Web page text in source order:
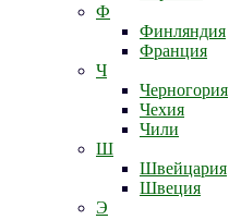
Ф
Финляндия
Франция
Ч
Черногория
Чехия
Чили
Ш
Швейцария
Швеция
Э